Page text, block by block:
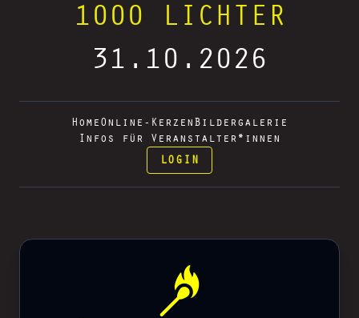
1000 LICHTER
31.10.2026
Home Online-Kerzen Bildergalerie
Infos für Veranstalter*innen
LOGIN